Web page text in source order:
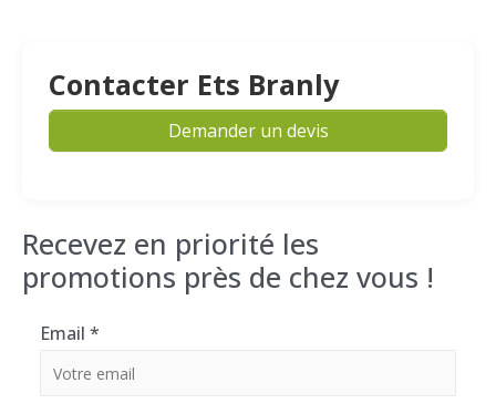
Contacter Ets Branly
Demander un devis
Recevez en priorité les
promotions près de chez vous !
Email *